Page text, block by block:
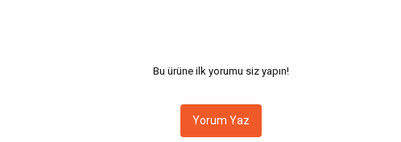
Bu ürüne ilk yorumu siz yapın!
Yorum Yaz